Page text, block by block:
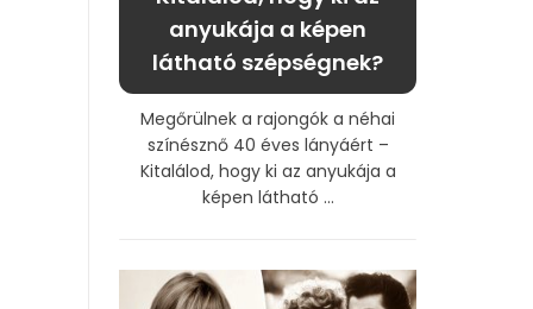
anyukája a képen
látható szépségnek?
Megőrülnek a rajongók a néhai
színésznő 40 éves lányáért –
Kitalálod, hogy ki az anyukája a
képen látható ...